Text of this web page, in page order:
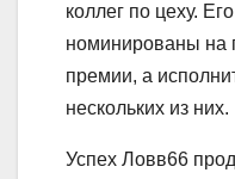
коллег по цеху.
номинированы на
премии, а
нескольких из них.
Успех Ловв66